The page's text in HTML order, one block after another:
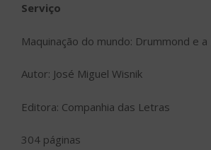
Serviço
Maquinação do mundo: Drummond e a
Autor: José Miguel Wisnik
Editora: Companhia das Letras
304 páginas